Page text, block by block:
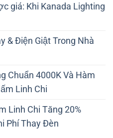
giá: Khi Kanada Lighting
& Điện Giật Trong Nhà
Chuẩn 4000K Và Hàm
Linh Chi
Linh Chi Tăng 20%
Phí Thay Đèn